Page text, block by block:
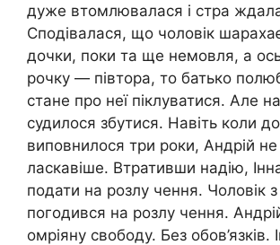
дуже втомлювалася і стра
Сподівалася, що чоловік
дочки, поки та ще немовля, а
рочку — півтора, то батько
стане про неї піклуватися. Але
судилося збутися. Навіть коли
виповнилося три роки, Андрій не
ласкавіше. Втративши надію,
подати на розлу чення. Чоловік
погодився на розлу чення.
омріяну свободу. Без обов’язків.